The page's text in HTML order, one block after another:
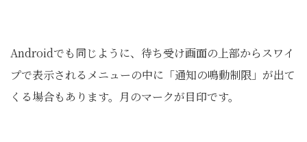
Androidでも同じように、待ち受け画面の上部からスワイ
プで表示されるメニューの中に「通知の鳴動制限」が出て
くる場合もあります。月のマークが目印です。